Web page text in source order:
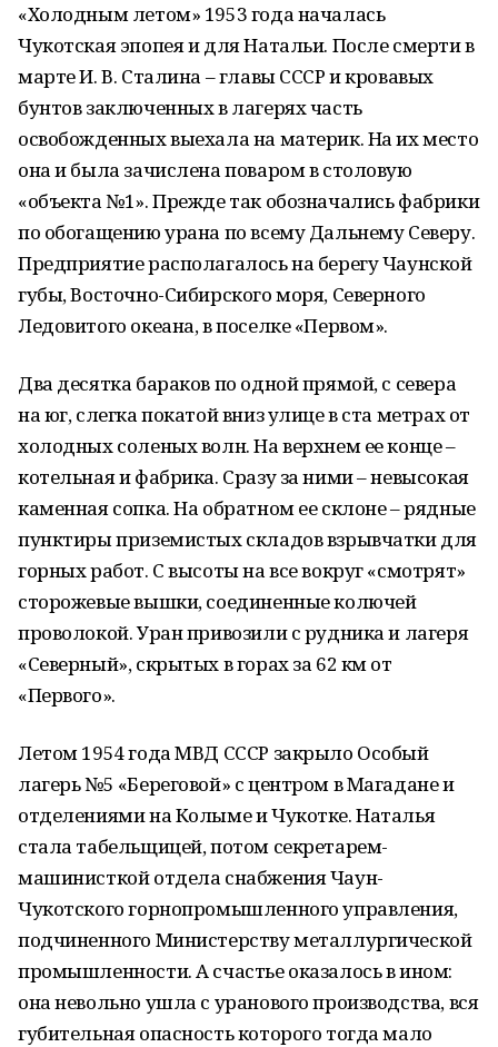
«Холодным летом» 1953 года началась
Чукотская эпопея и для Натальи. После смерти в
марте И. В. Сталина – главы СССР и кровавых
бунтов заключенных в лагерях часть
освобожденных выехала на материк. На их место
она и была зачислена поваром в столовую
«объекта №1». Прежде так обозначались фабрики
по обогащению урана по всему Дальнему Северу.
Предприятие располагалось на берегу Чаунской
губы, Восточно-Сибирского моря, Северного
Ледовитого океана, в поселке «Первом».
Два десятка бараков по одной прямой, с севера
на юг, слегка покатой вниз улице в ста метрах от
холодных соленых волн. На верхнем ее конце –
котельная и фабрика. Сразу за ними – невысокая
каменная сопка. На обратном ее склоне – рядные
пунктиры приземистых складов взрывчатки для
горных работ. С высоты на все вокруг «смотрят»
сторожевые вышки, соединенные колючей
проволокой. Уран привозили с рудника и лагеря
«Северный», скрытых в горах за 62 км от
«Первого».
Летом 1954 года МВД СССР закрыло Особый
лагерь №5 «Береговой» с центром в Магадане и
отделениями на Колыме и Чукотке. Наталья
стала табельщицей, потом секретарем-
машинисткой отдела снабжения Чаун-
Чукотского горнопромышленного управления,
подчиненного Министерству металлургической
промышленности. А счастье оказалось в ином:
она невольно ушла с уранового производства, вся
губительная опасность которого тогда мало